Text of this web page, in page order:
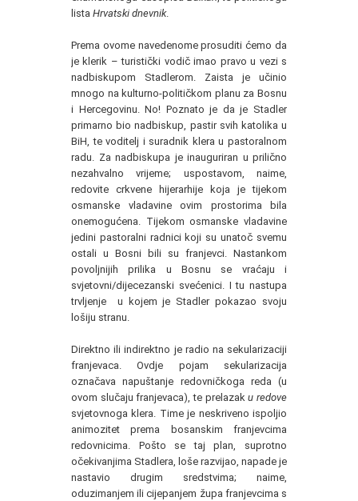
lista Hrvatski dnevnik.
Prema ovome navedenome prosuditi ćemo da
je klerik – turistički vodič imao pravo u vezi s
nadbiskupom Stadlerom. Zaista je učinio
mnogo na kulturno-političkom planu za Bosnu
i Hercegovinu. No! Poznato je da je Stadler
primarno bio nadbiskup, pastir svih katolika u
BiH, te voditelj i suradnik klera u pastoralnom
radu. Za nadbiskupa je inauguriran u prilično
nezahvalno vrijeme; uspostavom, naime,
redovite crkvene hijerarhije koja je tijekom
osmanske vladavine ovim prostorima bila
onemogućena. Tijekom osmanske vladavine
jedini pastoralni radnici koji su unatoč svemu
ostali u Bosni bili su franjevci. Nastankom
povoljnijih prilika u Bosnu se vraćaju i
svjetovni/dijecezanski svećenici. I tu nastupa
trvljenje u kojem je Stadler pokazao svoju
lošiju stranu.
Direktno ili indirektno je radio na sekularizaciji
franjevaca. Ovdje pojam sekularizacija
označava napuštanje redovničkoga reda (u
ovom slučaju franjevaca), te prelazaku redove
svjetovnoga klera. Time je neskriveno ispoljio
animozitet prema bosanskim franjevcima
redovnicima. Pošto se taj plan, suprotno
očekivanjima Stadlera, loše razvijao, napade je
nastavio drugim sredstvima; naime,
oduzimanjem ili cijepanjem župa franjevcima s